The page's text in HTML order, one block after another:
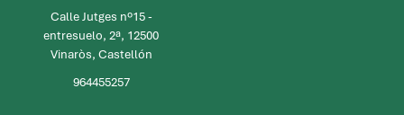
SEDE VINARÒS
Calle Jutges nº15 -
entresuelo, 2ª, 12500
Vinaròs, Castellón